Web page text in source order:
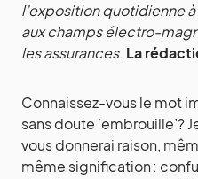
l’exposition quotidienne
aux champs électro-
les assurances. La
Connaissez-vous le mot
sans doute ‘embrouille’?
vous donnerai raison,
même signification :